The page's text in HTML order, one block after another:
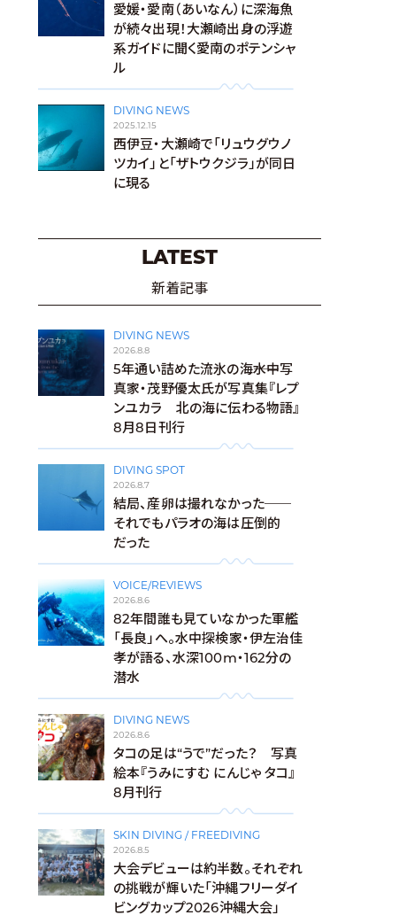
愛媛・愛南（あいなん）に深海魚
が続々出現！大瀬崎出身の浮遊
系ガイドに聞く愛南のポテンシャ
ル
DIVING NEWS
2025.12.15
西伊豆・大瀬崎で「リュウグウノ
ツカイ」と「ザトウクジラ」が同日
に現る
LATEST
新着記事
DIVING NEWS
2026.8.8
5年通い詰めた流氷の海――水中写
真家・茂野優太氏が写真集『レプ
ンユカラ 北の海に伝わる物語』
8月8日刊行
DIVING SPOT
2026.8.7
結局、産卵は撮れなかった──
それでもパラオの海は圧倒的
だった
VOICE/REVIEWS
2026.8.6
82年間誰も見ていなかった軍艦
「長良」へ。水中探検家・伊左治佳
孝が語る、水深100m・162分の
潜水
DIVING NEWS
2026.8.6
タコの足は“うで”だった？ 写真
絵本『うみにすむ にんじゃ タコ』
8月刊行
SKIN DIVING / FREEDIVING
2026.8.5
大会デビューは約半数。それぞれ
の挑戦が輝いた「沖縄フリーダイ
ビングカップ2026沖縄大会」